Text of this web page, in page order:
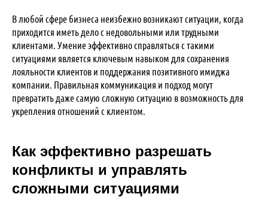
В любой сфере бизнеса неизбежно возникают ситуации, когда
приходится иметь дело с недовольными или трудными
клиентами. Умение эффективно справляться с такими
ситуациями является ключевым навыком для сохранения
лояльности клиентов и поддержания позитивного имиджа
компании. Правильная коммуникация и подход могут
превратить даже самую сложную ситуацию в возможность для
укрепления отношений с клиентом.
Как эффективно разрешать
конфликты и управлять
сложными ситуациями